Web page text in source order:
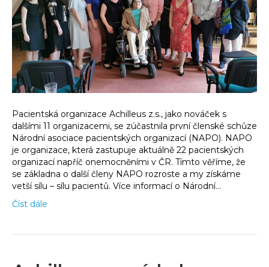
Pacientská organizace Achilleus z.s., jako nováček s
dalšími 11 organizacemi, se zúčastnila první členské schůze
Národní asociace pacientských organizací (NAPO). NAPO
je organizace, která zastupuje aktuálně 22 pacientských
organizací napříč onemocněními v ČR. Tímto věříme, že
se základna o další členy NAPO rozroste a my získáme
vetší sílu – sílu pacientů. Více informací o Národní…
Číst dále